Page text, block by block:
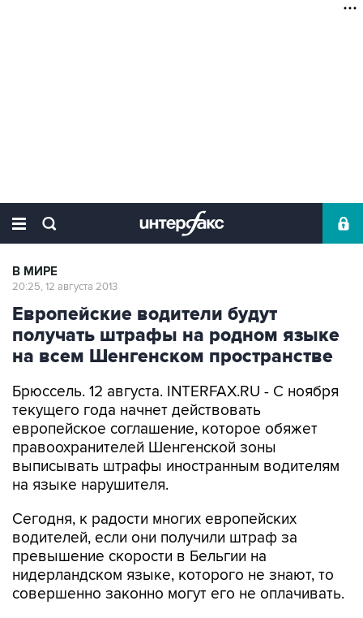
В МИРЕ
20:25, 12 августа 2013
Европейские водители будут
получать штрафы на родном языке
на всем Шенгенском пространстве
Брюссель. 12 августа. INTERFAX.RU - С ноября
текущего года начнет действовать
европейское соглашение, которое обяжет
правоохранителей Шенгенской зоны
выписывать штрафы иностранным водителям
на языке нарушителя.
Сегодня, к радости многих европейских
водителей, если они получили штраф за
превышение скорости в Бельгии на
нидерландском языке, которого не знают, то
совершенно законно могут его не оплачивать.